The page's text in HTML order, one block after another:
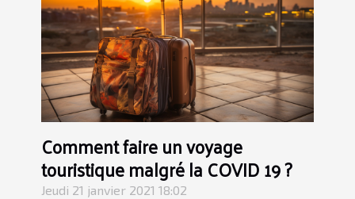
Comment faire un voyage
touristique malgré la COVID 19 ?
Jeudi 21 janvier 2021 18:02